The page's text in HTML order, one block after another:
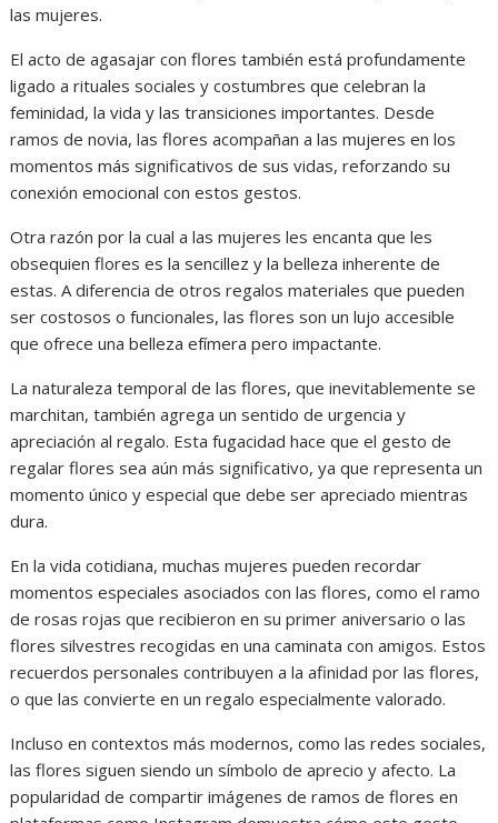
las mujeres.
El acto de agasajar con flores también está profundamente
ligado a rituales sociales y costumbres que celebran la
feminidad, la vida y las transiciones importantes. Desde
ramos de novia, las flores acompañan a las mujeres en los
momentos más significativos de sus vidas, reforzando su
conexión emocional con estos gestos.
Otra razón por la cual a las mujeres les encanta que les
obsequien flores es la sencillez y la belleza inherente de
estas. A diferencia de otros regalos materiales que pueden
ser costosos o funcionales, las flores son un lujo accesible
que ofrece una belleza efímera pero impactante.
La naturaleza temporal de las flores, que inevitablemente se
marchitan, también agrega un sentido de urgencia y
apreciación al regalo. Esta fugacidad hace que el gesto de
regalar flores sea aún más significativo, ya que representa un
momento único y especial que debe ser apreciado mientras
dura.
En la vida cotidiana, muchas mujeres pueden recordar
momentos especiales asociados con las flores, como el ramo
de rosas rojas que recibieron en su primer aniversario o las
flores silvestres recogidas en una caminata con amigos. Estos
recuerdos personales contribuyen a la afinidad por las flores,
o que las convierte en un regalo especialmente valorado.
Incluso en contextos más modernos, como las redes sociales,
las flores siguen siendo un símbolo de aprecio y afecto. La
popularidad de compartir imágenes de ramos de flores en